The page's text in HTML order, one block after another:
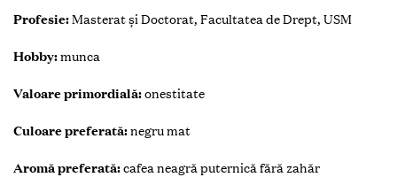
Profesie:Masterat și Doctorat, Facultatea de Drept, USM
Hobby:munca
Valoare primordială:onestitate
Culoare preferată:negru mat
Aromă preferată:cafea neagră puternică fără zahăr